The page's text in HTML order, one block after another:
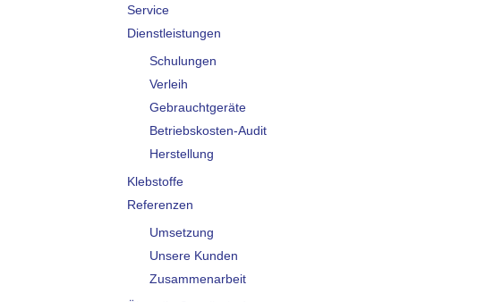
Service
Dienstleistungen
Schulungen
Verleih
Gebrauchtgeräte
Betriebskosten-Audit
Herstellung
Klebstoffe
Referenzen
Umsetzung
Unsere Kunden
Zusammenarbeit